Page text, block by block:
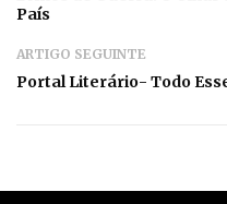
País
ARTIGO SEGUINTE
Portal Literário- Todo